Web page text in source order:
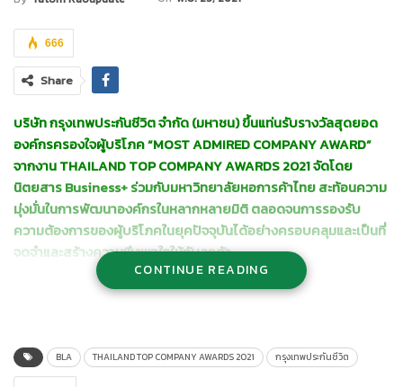
666
Share
บริษัท กรุงเทพประกันชีวิต จำกัด (มหาชน) ขึ้นแท่นรับรางวัลสุดยอด
องค์กรครองใจผู้บริโภค“MOST ADMIRED COMPANY AWARD”
จากงาน THAILAND TOP COMPANY AWARDS 2021 จัดโดย
นิตยสาร Business+ ร่วมกับมหาวิทยาลัยหอการค้าไทย สะท้อนความ
มุ่งมั่นในการพัฒนาองค์กรในหลากหลายมิติ ตลอดจนการรองรับ
ความต้องการของผู้บริโภคในยุคปัจจุบันได้อย่างครอบคลุมและเป็นที่
จดจำและสร้างความพึงพอใจให้กับลูกค้า
CONTINUE READING
BLA THAILAND TOP COMPANY AWARDS 2021 กรุงเทพประกันชีวิต